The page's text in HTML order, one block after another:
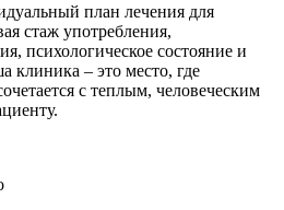
план лечения для
стаж употребления,
психологическое состояние и
клиника – это место, где
с теплым, человеческим